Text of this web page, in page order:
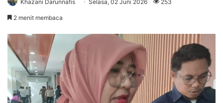
Khazani Darunnafis Selasa, 02 Juni 2026 253
2 menit membaca